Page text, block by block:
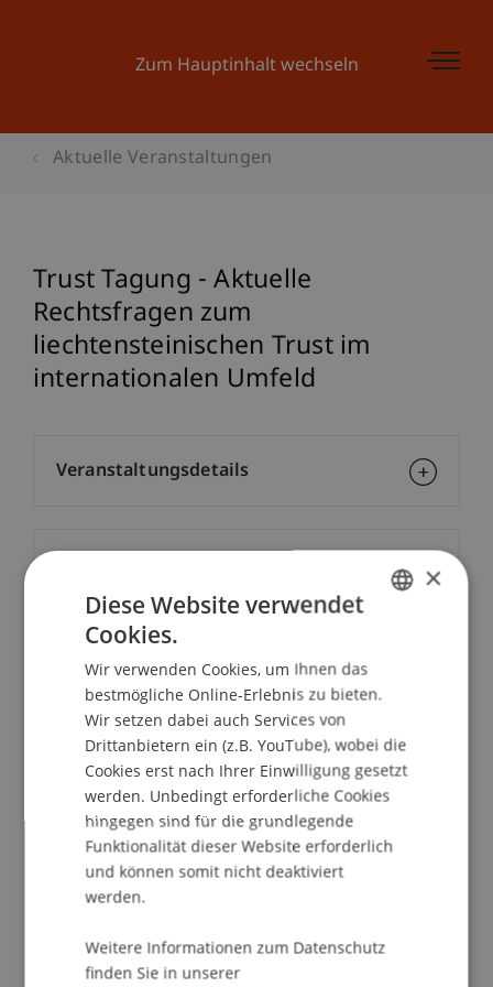
Zum Hauptinhalt wechseln
Aktuelle Veranstaltungen
Trust Tagung - Aktuelle
Rechtsfragen zum
liechtensteinischen Trust im
internationalen Umfeld
Dozierende:
Prof. Dr. AlastairHudsonLLB, LLM, PhD (Lond)
Prof. Dr. Maurizio Lupoi
Univ.-Prof. Dr. Francesco A. Schurr
Dr. iur. Ernst J.WalchM.C.J. (NYU)
School/Professur:
Institut für Finanzdienstleistungen
Der Trust existiert in Liechtenstein schon gute 80
kontinentaleuropäischen Land mit einem eigenen
kodizifizierten Trustrecht ist, findet dieses
Veranstaltungsdetails
×
Diese Website verwendet
Cookies.
Wir verwenden Cookies, um Ihnen das
bestmögliche Online-Erlebnis zu bieten.
Wir setzen dabei auch Services von
Drittanbietern ein (z.B. YouTube), wobei die
Cookies erst nach Ihrer Einwilligung gesetzt
werden. Unbedingt erforderliche Cookies
hingegen sind für die grundlegende
Funktionalität dieser Website erforderlich
und können somit nicht deaktiviert
werden.
Weitere Informationen zum Datenschutz
finden Sie in unserer